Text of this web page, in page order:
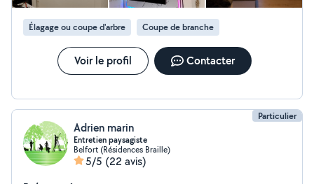
Élagage ou coupe d'arbre Coupe de branche
Voir le profil Contacter
Particulier
Adrien marin
Entretien paysagiste
Belfort (Résidences Braille)
5/5 (22 avis)